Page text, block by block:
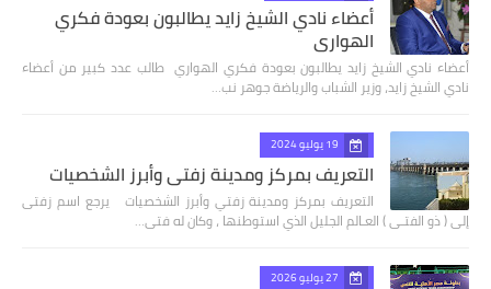
أعضاء نادي الشيخ زايد يطالبون بعودة فكري
الهواري
أعضاء نادي الشيخ زايد يطالبون بعودة فكري الهواري طالب عدد كبير من أعضاء
نادي الشيخ زايد، وزير الشباب والرياضة جوهر نب…
19 يوليو 2024
التعريف بمركز ومدينة زفتي وأبرز الشخصيات
التعريف بمركز ومدينة زفتي وأبرز الشخصيات يرجع اسم زفتى
إلى ( ذو الفتـى ) العـالم الجليل الذي استوطنها ، وكان له فتى…
27 يوليو 2026